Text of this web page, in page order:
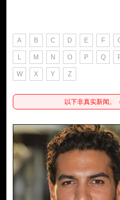
A B C D E F
L M N O P Q
W X Y Z
以下非真实新闻。